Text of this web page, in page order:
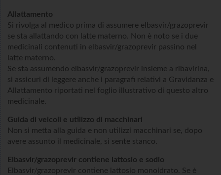
Allattamento
Si rivolga al medico prima di assumere elbasvir/grazoprevir
se sta allattando con latte materno. Non è noto se i due
medicinali contenuti in elbasvir/grazoprevir passino nel
latte materno.
Se sta assumendo elbasvir/grazoprevir insieme a ribavirina,
si assicuri di leggere anche i paragrafi relativi a Gravidanza e
Allattamento riportati nel foglio illustrativo di questo altro
medicinale.
Guida di veicoli e utilizzo di macchinari
Non si metta alla guida e non utilizzi macchinari se, dopo
avere assunto il medicinale, si sente stanco.
Elbasvir/grazoprevir contiene lattosio e sodio
Elbasvir/grazoprevir contiene lattosio monoidrato. Se è